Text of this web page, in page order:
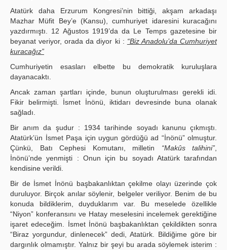
Atatürk daha Erzurum Kongresi’nin bittiği, akşam arkadaşı
Mazhar Müfit Bey’e (Kansu), cumhuriyet idaresini kuracağını
yazdırmıştı. 12 Ağustos 1919’da da Le Temps gazetesine bir
beyanat veriyor, orada da diyor ki : “Biz Anadolu’da Cumhuriyet
kuracağız”
Cumhuriyetin esasları elbette bu demokratik kuruluşlara
dayanacaktı.
Ancak zaman şartları içinde, bunun oluşturulması gerekli idi.
Fikir belirmişti. İsmet İnönü, iktidarı devresinde buna olanak
sağladı.
Bir anım da şudur : 1934 tarihinde soyadı kanunu çıkmıştı.
Atatürk’ün İsmet Paşa için uygun gördüğü ad “İnönü” olmuştur.
Çünkü, Batı Cephesi Komutanı, milletin “Makûs talihini”
İnönü’nde yenmişti : Onun için bu soyadı Atatürk tarafından
kendisine verildi.
Bir de İsmet İnönü başbakanlıktan çekilme olayı üzerinde çok
duruluyor. Birçok anılar söylenir, belgeler veriliyor. Benim de bu
konuda bildiklerim, duyduklarım var. Bu meselede özellikle
“Niyon” konferansını ve Hatay meselesini incelemek gerektiğine
işaret edeceğim. İsmet İnönü başbakanlıktan çekildikten sonra
“Biraz yorgundur, dinlenecek” dedi, Atatürk. Bildiğime göre bir
dargınlık olmamıştır. Yalnız bir şeyi bu arada söylemek isterim :